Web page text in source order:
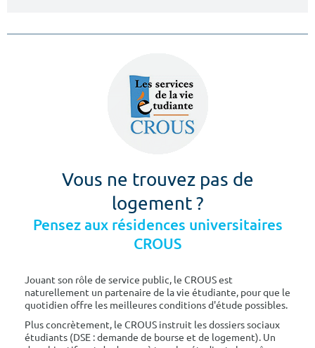
Vous ne trouvez pas de
logement ?
Pensez aux résidences universitaires
CROUS
Jouant son rôle de service public, le CROUS est
naturellement un partenaire de la vie étudiante, pour que le
quotidien offre les meilleures conditions d'étude possibles.
Plus concrètement, le CROUS instruit les dossiers sociaux
étudiants (DSE : demande de bourse et de logement). Un